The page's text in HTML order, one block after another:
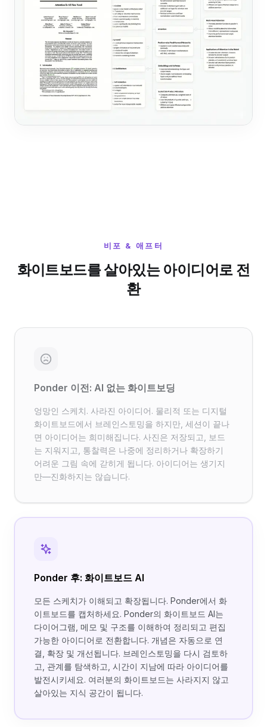
비포 & 애프터
화이트보드를 살아있는 아이디어로 전
환
Ponder 이전: AI 없는 화이트보딩
엉망인 스케치. 사라진 아이디어. 물리적 또는 디지털
화이트보드에서 브레인스토밍을 하지만, 세션이 끝나
면 아이디어는 희미해집니다. 사진은 저장되고, 보드
는 지워지고, 통찰력은 나중에 정리하거나 확장하기
어려운 그림 속에 갇히게 됩니다. 아이디어는 생기지
만—진화하지는 않습니다.
Ponder 후: 화이트보드 AI
모든 스케치가 이해되고 확장됩니다. Ponder에서 화
이트보드를 캡처하세요. Ponder의 화이트보드 AI는
다이어그램, 메모 및 구조를 이해하여 정리되고 편집
가능한 아이디어로 전환합니다. 개념은 자동으로 연
결, 확장 및 개선됩니다. 브레인스토밍을 다시 검토하
고, 관계를 탐색하고, 시간이 지남에 따라 아이디어를
발전시키세요. 여러분의 화이트보드는 사라지지 않고
살아있는 지식 공간이 됩니다.